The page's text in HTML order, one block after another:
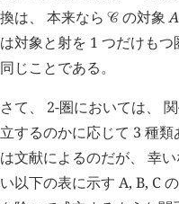
換は、 本来なら󰒚 の対象A
は対象と射を 1 つだけも
同じことである。
さて、 2-圏においては、
立するのかに応じて 3 種
は文献によるのだが、 幸
い以下の表に示す A, B, C